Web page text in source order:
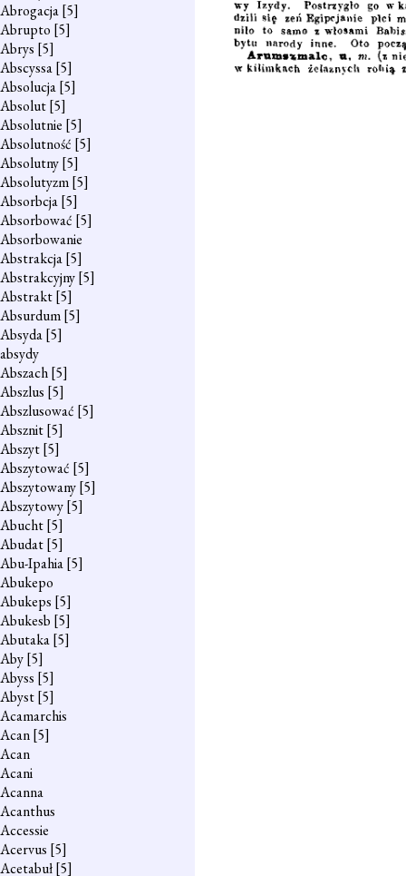
Abrogacja[5]
Abrupto [5]
Abrys [5]
Abscyssa[5]
Absolucja[5]
Absolut[5]
Absolutnie [5]
Absolutność [5]
Absolutny[5]
Absolutyzm[5]
Absorbcja[5]
Absorbować [5]
Absorbowanie
Abstrakcja[5]
Abstrakcyjny[5]
Abstrakt[5]
Absurdum[5]
Absyda[5]
absydy
Abszach[5]
Abszlus [5]
Abszlusować [5]
Absznit[5]
Abszyt[5]
Abszytować [5]
Abszytowany[5]
Abszytowy[5]
Abucht[5]
Abudat[5]
Abu-Ipahia[5]
Abukepo
Abukeps [5]
Abukesb [5]
Abutaka[5]
Aby[5]
Abyss [5]
Abyst[5]
Acamarchis
Acan[5]
Acan
Acani
Acanna
Acanthus
Accessie
Acervus [5]
Acetabuł[5]